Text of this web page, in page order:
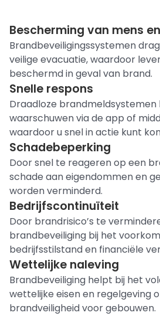
Bescherming van mens
Brandbeveiligingssystemen
veilige evacuatie, waardoor
beschermd in geval van brand.
Snelle respons
Draadloze brandmeldsystemen
waarschuwen via de app of
waardoor u snel in actie kunt
Schadebeperking
Door snel te reageren op een
schade aan eigendommen en
worden verminderd.
Bedrijfscontinuïteit
Door brandrisico’s te
brandbeveiliging bij het
bedrijfsstilstand en financiële
Wettelijke naleving
Brandbeveiliging helpt bij het
wettelijke eisen en regelgeving
brandveiligheid voor gebouwen.